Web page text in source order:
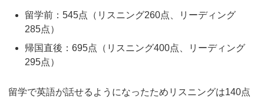
留学前：545点（リスニング260点、リーディング
285点）
帰国直後：695点（リスニング400点、リーディング
295点）
留学で英語が話せるようになったためリスニングは140点